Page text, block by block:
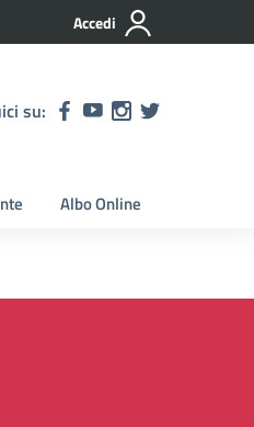
Accedi
su:
Albo Online